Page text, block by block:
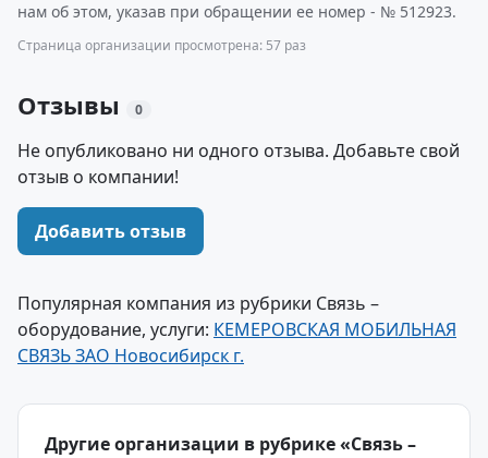
нам об этом, указав при обращении ее номер - № 512923.
Страница организации просмотрена: 57 раз
Отзывы 0
Не опубликовано ни одного отзыва. Добавьте свой
отзыв о компании!
Добавить отзыв
Популярная компания из рубрики Связь –
оборудование, услуги: КЕМЕРОВСКАЯ МОБИЛЬНАЯ
СВЯЗЬ ЗАО Новосибирск г.
Другие организации в рубрике «Связь –